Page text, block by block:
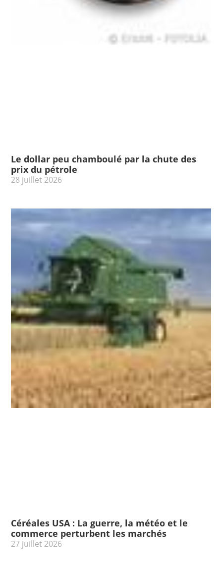
Le dollar peu chamboulé par la chute des
prix du pétrole
28 juillet 2026
Céréales USA : La guerre, la météo et le
commerce perturbent les marchés
27 juillet 2026